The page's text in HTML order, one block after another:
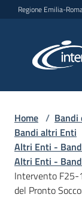
Vai al contenuto
Vai alla navigazione
Vai al footer
Regione Emilia-
L'Agenzia
Home /
Bandi altri Enti
Altri Enti -
Altri Enti -
Intervento F25-
del Pronto